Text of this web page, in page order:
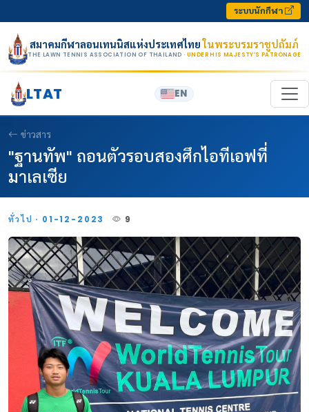
ระบบนักกีฬา
สมาคมกีฬาลอนเทนนิสแห่งประเทศไทยในพระบรมราชูปถัมภ์
THE LAWN TENNIS ASSOCIATION OF THAILAND · UNDER HIS MAJESTY’S PATRONAGE
LTAT EN
ข่าวสาร
"ฐานทัพ" ถอนตัวรอบสองศึกไอทีเอฟที่
มาเลเซีย
ทั่วไป · 01-12-2023 9